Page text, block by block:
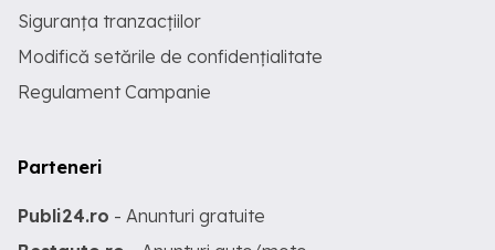
Siguranța tranzacțiilor
Modifică setările de confidențialitate
Regulament Campanie
Parteneri
Publi24.ro - Anunturi gratuite